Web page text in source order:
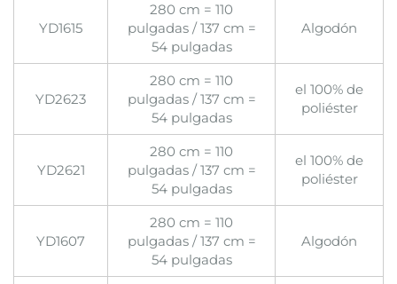
YD1615
280 cm = 110
pulgadas / 137 cm =
54 pulgadas
Algodón
YD2623
280 cm = 110
pulgadas / 137 cm =
54 pulgadas
el 100% de
poliéster
YD2621
280 cm = 110
pulgadas / 137 cm =
54 pulgadas
el 100% de
poliéster
YD1607
280 cm = 110
pulgadas / 137 cm =
54 pulgadas
Algodón